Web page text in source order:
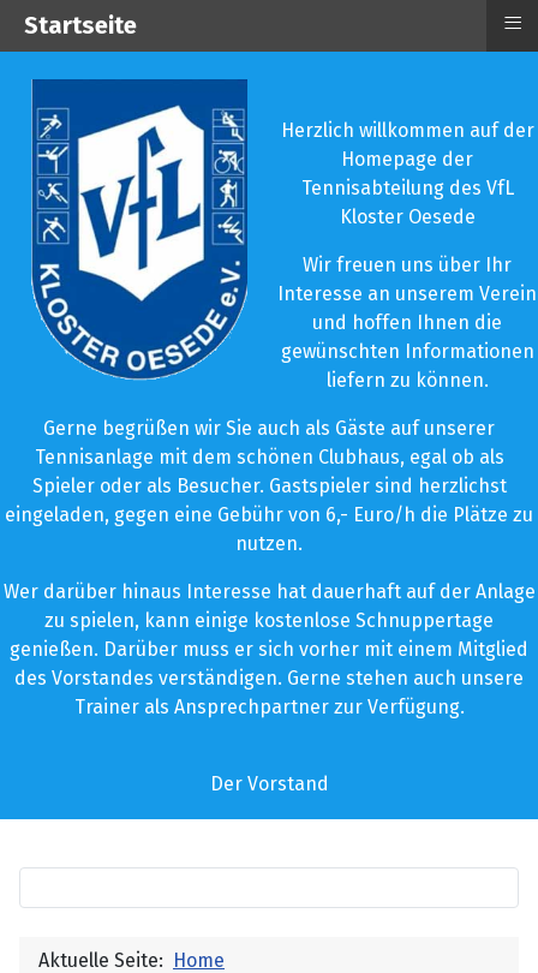
Herzlich willkommen auf der
Homepage der
Tennisabteilung des VfL
Kloster Oesede
Wir freuen uns über Ihr
Interesse an unserem Verein
und hoffen Ihnen die
gewünschten Informationen
liefern zu können.
Gerne begrüßen wir Sie auch als Gäste auf unserer
Tennisanlage mit dem schönen Clubhaus, egal ob als
Spieler oder als Besucher. Gastspieler sind herzlichst
eingeladen, gegen eine Gebühr von 6,- Euro/h die Plätze zu
nutzen.
Wer darüber hinaus Interesse hat dauerhaft auf der Anlage
zu spielen, kann einige kostenlose Schnuppertage
genießen. Darüber muss er sich vorher mit einem Mitglied
des Vorstandes verständigen. Gerne stehen auch unsere
Trainer als Ansprechpartner zur Verfügung.
Der Vorstand
Aktuelle Seite: Home
Startseite ≡